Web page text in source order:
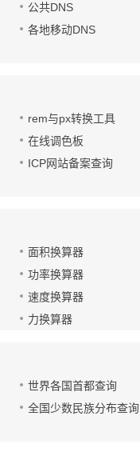
公共DNS
各地移动DNS
rem与px转换工具
在线调色板
ICP网站备案查询
面积换算器
功率换算器
速度换算器
力换算器
世界各国首都查询
全国少数民族分布查询